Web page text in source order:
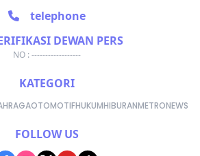
telephone
DEWAN PERS
NO : ------------------
KATEGORI
OTOMOTIFHUKUMHIBURANMETRONEWS
FOLLOW US